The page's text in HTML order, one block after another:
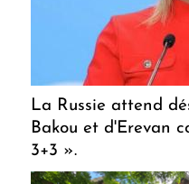
La Russie attend
Bakou et d'Erevan
3+3 ».